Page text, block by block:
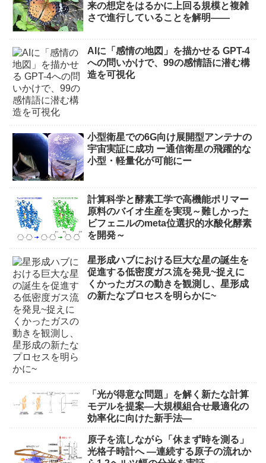
来の想定をはるかに上回る規模と複雑
さで進行していることを解明――
AIに「感情の地図」を描かせる GPT-4
への問いかけで、99の感情語に潜む構
造を可視化
小型衛星での6G向け展開型アンテナの
宇宙実証に成功 ー通信衛星の飛躍的な
小型・軽量化が可能にー
計算科学と酵素工学で高機能ポリマー
原料のバイオ生産を実現～難しかった
ビフェニルのmeta位選択的水酸化酵素
を開発～
星形成ハブにおける巨大な星の誕生を
促進する低密度ガス流を発見~捉えに
くかったガスの動きを観測し、星形成
の新たなプロセスを明らかに~
「光が得意な問題」を解く新たな計算
モデルを提案―大規模組合せ最適化の
効率化に向けた新手法―
原子を流しながら「休まず時を測る」
光格子時計へ ―連続する原子の流れか